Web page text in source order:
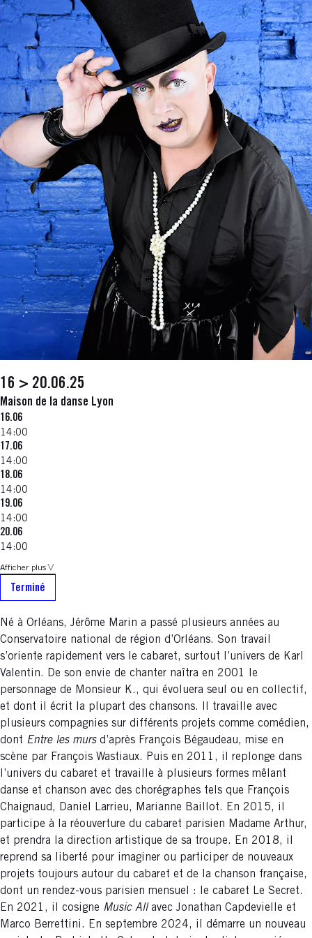
16 > 20.06.25
Maison de la danse Lyon
16.06
14:00
17.06
14:00
18.06
14:00
19.06
14:00
20.06
14:00
Afficher plus
Terminé
Né à Orléans, Jérôme Marin a passé plusieurs années au
Conservatoire national de région d’Orléans. Son travail
s’oriente rapidement vers le cabaret, surtout l’univers de Karl
Valentin. De son envie de chanter naîtra en 2001 le
personnage de Monsieur K., qui évoluera seul ou en collectif,
et dont il écrit la plupart des chansons. Il travaille avec
plusieurs compagnies sur différents projets comme comédien,
dont Entre les murs d’après François Bégaudeau, mise en
scène par François Wastiaux. Puis en 2011, il replonge dans
l’univers du cabaret et travaille à plusieurs formes mêlant
danse et chanson avec des chorégraphes tels que François
Chaignaud, Daniel Larrieu, Marianne Baillot. En 2015, il
participe à la réouverture du cabaret parisien Madame Arthur,
et prendra la direction artistique de sa troupe. En 2018, il
reprend sa liberté pour imaginer ou participer de nouveaux
projets toujours autour du cabaret et de la chanson française,
dont un rendez-vous parisien mensuel : le cabaret Le Secret.
En 2021, il cosigne Music All avec Jonathan Capdevielle et
Marco Berrettini. En septembre 2024, il démarre un nouveau